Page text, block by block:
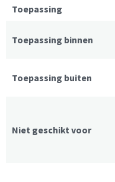
Toepassing
Toepassing binnen
Toepassing buiten
Niet geschikt voor